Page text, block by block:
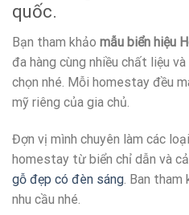
quốc.
Bạn tham khảo mẫu biển hiệu
đa hàng cùng nhiều chất liệu
chọn nhé. Mỗi homestay đều
mỹ riêng của gia chủ.
Đợn vị mình chuyên làm các
homestay từ biển chỉ dẫn và cả
gỗ đẹp có đèn sáng. Ban tham
nhu cầu nhé.